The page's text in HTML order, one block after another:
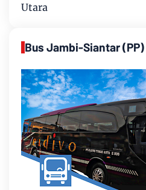
Utara
Bus Jambi-Siantar (PP)